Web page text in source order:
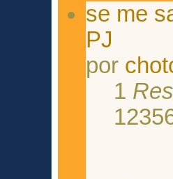
se me
PJ
por
1